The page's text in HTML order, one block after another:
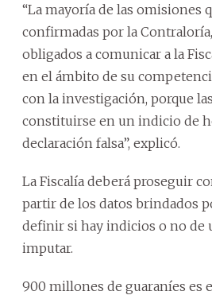
“La mayoría de las omisiones
confirmadas por la
obligados a comunicar a la
en el ámbito de su
con la investigación, porque
constituirse en un indicio de
declaración falsa”, explicó.
La Fiscalía deberá proseguir
partir de los datos brindados
definir si hay indicios o no de
imputar.
900 millones de guaraníes es